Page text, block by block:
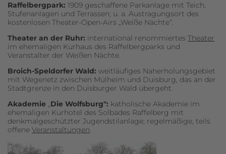
Raffelbergpark: 1909 geschaffene Parkanlage mit Teich,
Stufenanlagen und Terrassen; u. a. Austragungsort des
kostenlosen Theater-Open-Airs „Weiße Nächte“.
Theater an der Ruhr: international renommiertes Theater
im ehemaligen Kurhaus des Raffelbergparks und
Veranstalter der Weißen Nächte.
Broich-Speldorfer Wald: weitläufiges Naherholungsgebiet
mit Wegenetz zwischen Mülheim und Duisburg, das an der
Stadtgrenze in den Duisburger Wald übergeht.
Akademie „Die Wolfsburg": katholische Akademie im
ehemaligen Kurhotel des Solbades Raffelberg mit
denkmalgeschützter Jugendstilanlage; regelmäßige, teils
offene Veranstaltungen.